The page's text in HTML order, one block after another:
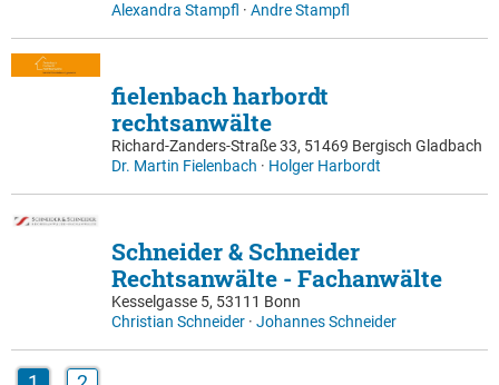
Alexandra Stampfl · Andre Stampfl
fielenbach harbordt
rechtsanwälte
Richard-Zanders-Straße 33, 51469 Bergisch Gladbach
Dr. Martin Fielenbach · Holger Harbordt
Schneider & Schneider
Rechtsanwälte - Fachanwälte
Kesselgasse 5, 53111 Bonn
Christian Schneider · Johannes Schneider